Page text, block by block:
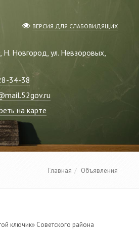
ВЕРСИЯ ДЛЯ СЛАБОВИДЯЩИХ
Н. Новгород, ул. Невзоровых,
34-38
на карте
Главная Объявления
ключик» Советского района